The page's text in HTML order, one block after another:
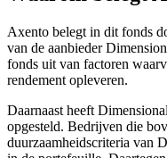
Axento belegt in dit fonds
van de aanbieder
fonds uit van factoren
rendement opleveren.
Daarnaast heeft
opgesteld. Bedrijven die
duurzaamheidscriteria van